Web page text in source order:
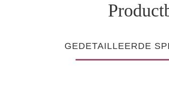
GEDETAILLEERDE